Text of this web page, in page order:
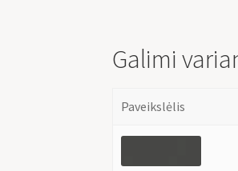
Galimi
Paveikslėlis